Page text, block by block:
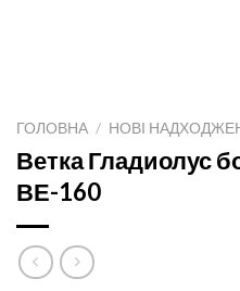
ГОЛОВНА / НОВІ
Ветка Гладиолус
ВЕ-160